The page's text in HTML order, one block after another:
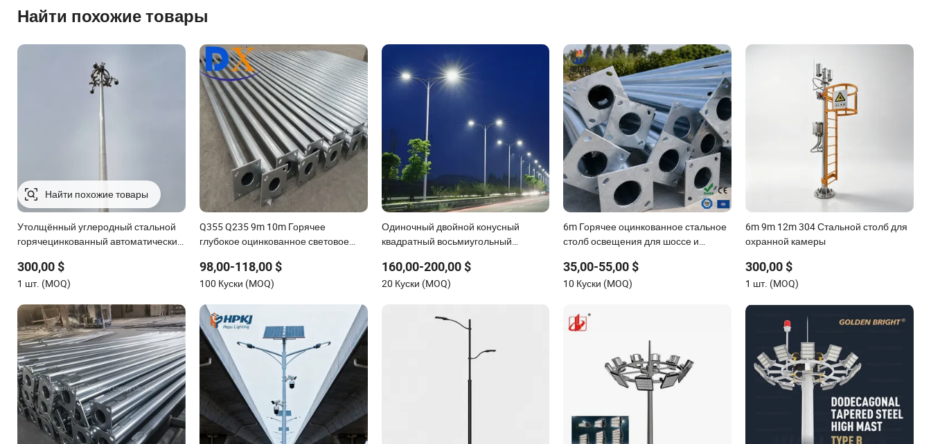
Найти похожие товары
Утолщённый углеродный стальной
горячецинкованный автоматический
(защита от молний и
водонепроницаемый)
300,00 $
1 шт. (MOQ)
Q355 Q235 9m 10m Горячее
глубокое оцинкованное световое
стальное уличное освещение
98,00-118,00 $
100 Куски (MOQ)
Одиночный двойной конусный
квадратный восьмиугольный
стальной столб уличного освещения
160,00-200,00 $
20 Куски (MOQ)
6m Горячее оцинкованное стальное
столб освещения для шоссе и
35,00-55,00 $
10 Куски (MOQ)
6m 9m 12m 304 Стальной столб для
охранной камеры
300,00 $
1 шт. (MOQ)